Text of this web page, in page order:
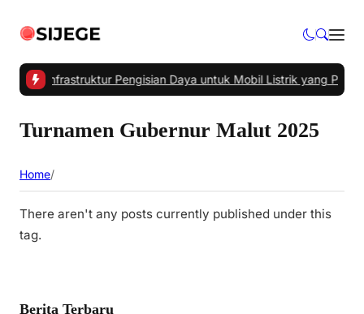
Utama Infrastruktur Pengisian Daya untuk Mobil Listrik yang Perlu
Turnamen Gubernur Malut 2025
Home/
There aren't any posts currently published under this
tag.
Berita Terbaru